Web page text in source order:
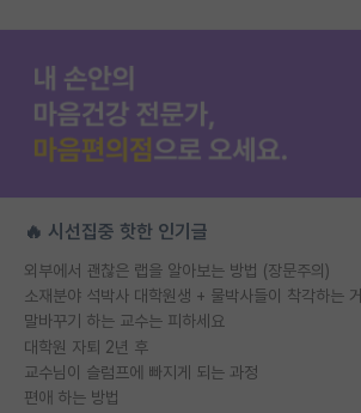
🔥 시선집중 핫한 인기글
외부에서 괜찮은 랩을 알아보는 방법 (장문주의)
소재분야 석박사 대학원생 + 물박사들이 착각하는 거
말바꾸기 하는 교수는 피하세요
대학원 자퇴 2년 후
교수님이 슬럼프에 빠지게 되는 과정
편애 하는 방법